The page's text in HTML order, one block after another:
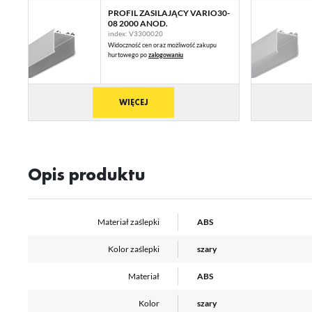
PROFIL ZASILAJĄCY VARIO30-
08 2000 ANOD.
index: V3300020
Widoczność cen oraz możliwość zakupu
hurtowego pozalogowaniu
WIĘCEJ
Opis produktu
Materiał zaślepki ABS
Kolor zaślepki szary
Materiał ABS
Kolor szary